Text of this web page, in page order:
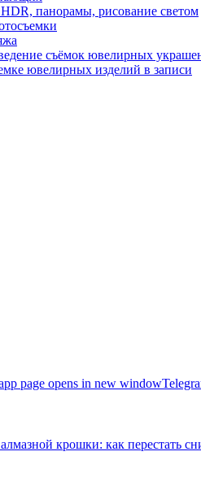
панорамы, рисование светом
съёмок ювелирных
ювелирных изделий в записи
page opens in new window
крошки: как перестать